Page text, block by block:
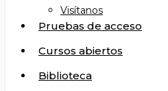
Visítanos
Pruebas de acceso
Cursos abiertos
Biblioteca